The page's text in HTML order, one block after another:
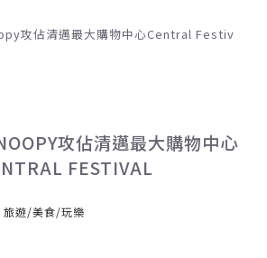
攻佔清邁最大購物中心Central Festiv
攻佔清邁最大購物中心
FESTIVAL
旅遊/美食/玩樂